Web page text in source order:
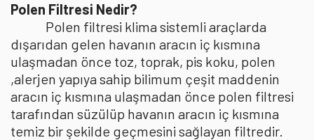
Polen Filtresi Nedir?
Polen filtresi klima sistemli araçlarda
dışarıdan gelen havanın aracın iç kısmına
ulaşmadan önce toz, toprak, pis koku, polen
,alerjen yapıya sahip bilimum çeşit maddenin
aracın iç kısmına ulaşmadan önce polen filtresi
tarafından süzülüp havanın aracın iç kısmına
temiz bir şekilde geçmesini sağlayan filtredir.